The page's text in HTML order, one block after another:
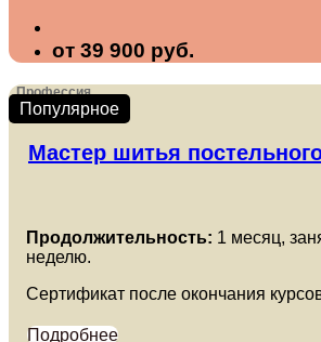
от 39 900 руб.
Профессия
Популярное
Мастер шитья
Продолжительность: 1 месяц,
неделю.
Сертификат после окончания
Подробнее